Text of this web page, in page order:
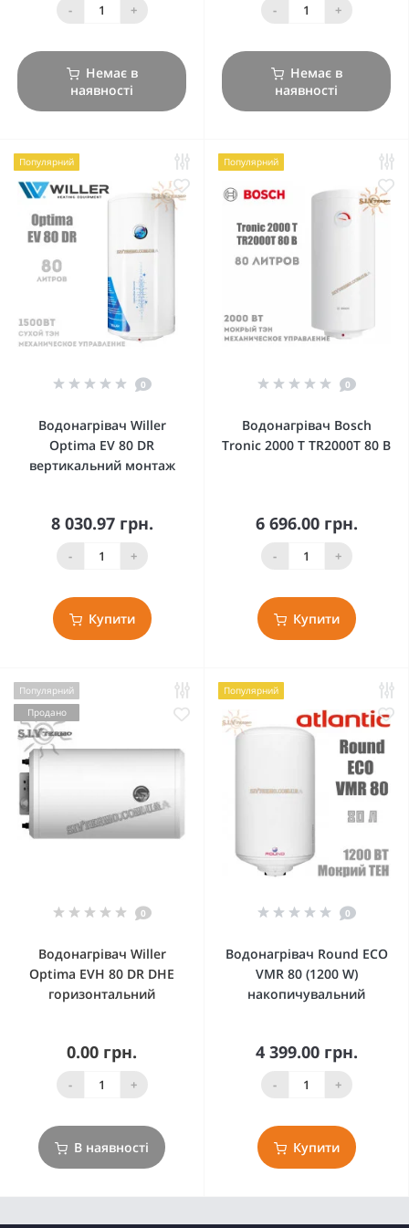
- +
Немає в
наявності
- +
Немає в
наявності
Популярний
0
Водонагрівач Willer
Optima EV 80 DR
вертикальний монтаж
8 030.97 грн.
- +
Купити
Популярний
0
Водонагрівач Bosch
Tronic 2000 T TR2000T 80 B
6 696.00 грн.
- +
Купити
Популярний
Продано
0
Водонагрівач Willer
Optima EVH 80 DR DHE
горизонтальний
0.00 грн.
- +
В наявності
Популярний
0
Водонагрівач Round ECO
VMR 80 (1200 W)
накопичувальний
4 399.00 грн.
- +
Купити